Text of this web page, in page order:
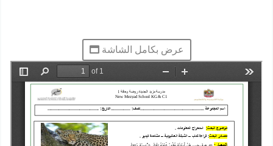
عرض بكامل الشاشة